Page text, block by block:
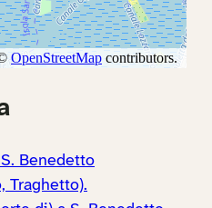
Benedetto
Traghetto).